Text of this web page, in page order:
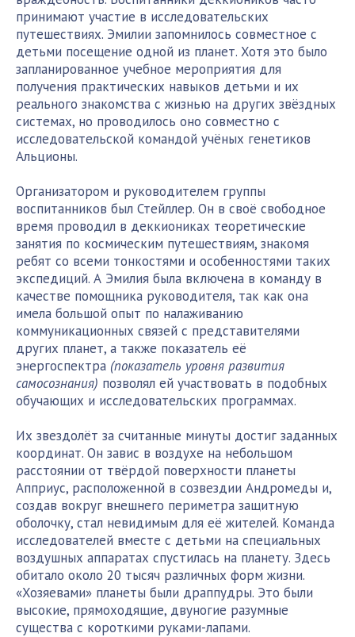
принимают участие в исследовательских
путешествиях. Эмилии запомнилось совместное с
детьми посещение одной из планет. Хотя это было
запланированное учебное мероприятия для
получения практических навыков детьми и их
реального знакомства с жизнью на других звёздных
системах, но проводилось оно совместно с
исследовательской командой учёных генетиков
Альционы.
Организатором и руководителем группы
воспитанников был Стейллер. Он в своё свободное
время проводил в деккиониках теоретические
занятия по космическим путешествиям, знакомя
ребят со всеми тонкостями и особенностями таких
экспедиций. А Эмилия была включена в команду в
качестве помощника руководителя, так как она
имела большой опыт по налаживанию
коммуникационных связей с представителями
других планет, а также показатель её
энергоспектра (показатель уровня развития
самосознания) позволял ей участвовать в подобных
обучающих и исследовательских программах.
Их звездолёт за считанные минуты достиг заданных
координат. Он завис в воздухе на небольшом
расстоянии от твёрдой поверхности планеты
Апприус, расположенной в созвездии Андромеды и,
создав вокруг внешнего периметра защитную
оболочку, стал невидимым для её жителей. Команда
исследователей вместе с детьми на специальных
воздушных аппаратах спустилась на планету. Здесь
обитало около 20 тысяч различных форм жизни.
«Хозяевами» планеты были драппудры. Это были
высокие, прямоходящие, двуногие разумные
существа с короткими руками-лапами.